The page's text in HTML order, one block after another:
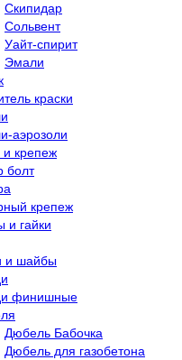
Скипидар
Сольвент
Уайт-спирит
Эмали
краски
аэрозоли
крепеж
болт
крепеж
и гайки
и шайбы
финишные
Дюбель Бабочка
Дюбель для газобетона